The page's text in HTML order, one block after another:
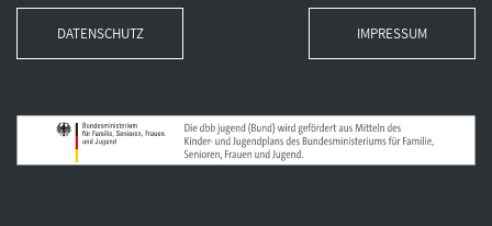
DATENSCHUTZ IMPRESSUM